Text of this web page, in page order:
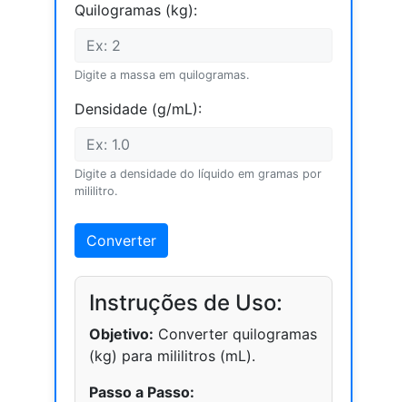
Quilogramas (kg):
Digite a massa em quilogramas.
Densidade (g/mL):
Digite a densidade do líquido em gramas por
mililitro.
Converter
Instruções de Uso:
Objetivo: Converter quilogramas
(kg) para mililitros (mL).
Passo a Passo: